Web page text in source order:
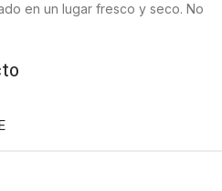
en un lugar fresco y seco. No